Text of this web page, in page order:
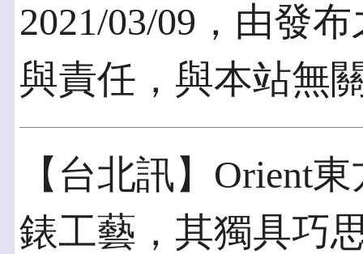
2021/03/09，由發
與責任，與本站無
【台北訊】Orient
錶工藝，其獨具巧